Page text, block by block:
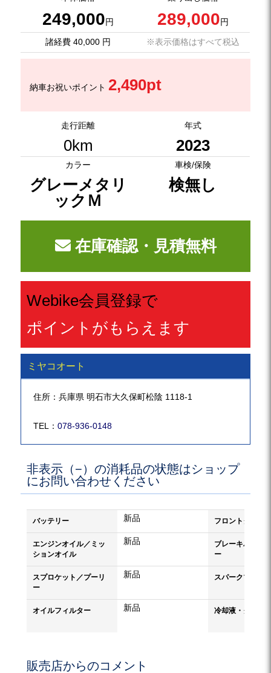
249,000円 289,000円
諸経費 40,000 円 ※表示価格はすべて税込
納車お祝いポイント 2,490pt
走行距離 年式
0km 2023
カラー 車検/保険
グレーメタリ
ックＭ
検無し
在庫確認・見積無料
Webike会員登録で
ポイントがもらえます
ミヤコオート
住所：兵庫県 明石市大久保町松陰 1118-1
TEL：078-936-0148
非表示（−）の消耗品の状態はショップ
にお問い合わせください
バッテリー 新品 フロントタイヤ
エンジンオイル／ミッ
ションオイル
新品
ブレーキパッド
ー
スプロケット／プーリ
ー
新品 スパークプラグ
オイルフィルター 新品 冷却液・クーラ
販売店からのコメント